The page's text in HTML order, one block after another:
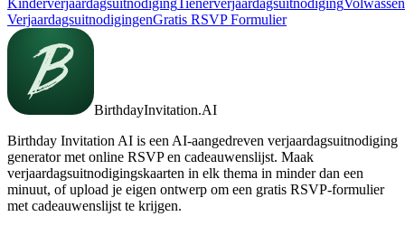
VerjaardagsuitnodigingenGratis RSVP Formulier
BirthdayInvitation.AI
Birthday Invitation AI is een AI-aangedreven verjaardagsuitnodiging
generator met online RSVP en cadeauwenslijst. Maak
verjaardagsuitnodigingskaarten in elk thema in minder dan een
minuut, of upload je eigen ontwerp om een gratis RSVP-formulier
met cadeauwenslijst te krijgen.